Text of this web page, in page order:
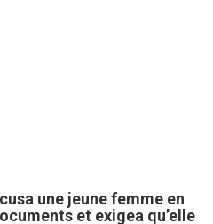
une jeune femme en
et exigea qu’elle